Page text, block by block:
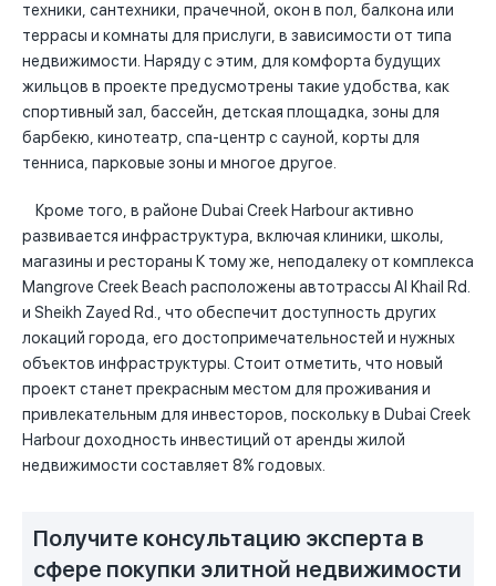
техники, сантехники, прачечной, окон в пол, балкона или
террасы и комнаты для прислуги, в зависимости от типа
недвижимости. Наряду с этим, для комфорта будущих
жильцов в проекте предусмотрены такие удобства, как
спортивный зал, бассейн, детская площадка, зоны для
барбекю, кинотеатр, спа-центр с сауной, корты для
тенниса, парковые зоны и многое другое.
Кроме того, в районе Dubai Creek Harbour активно
развивается инфраструктура, включая клиники, школы,
магазины и рестораны К тому же, неподалеку от комплекса
Mangrove Creek Beach расположены автотрассы Al Khail Rd.
и Sheikh Zayed Rd., что обеспечит доступность других
локаций города, его достопримечательностей и нужных
объектов инфраструктуры. Стоит отметить, что новый
проект станет прекрасным местом для проживания и
привлекательным для инвесторов, поскольку в Dubai Creek
Harbour доходность инвестиций от аренды жилой
недвижимости составляет 8% годовых.
Получите консультацию эксперта в
сфере покупки элитной недвижимости